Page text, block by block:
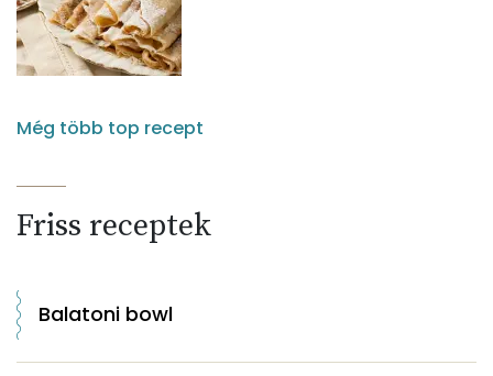
Még több top recept
Friss receptek
Balatoni bowl